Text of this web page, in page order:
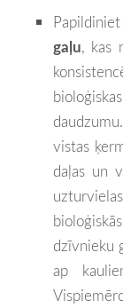
gaļu, kas
vistas
daļas un
dzīvnieku
ap